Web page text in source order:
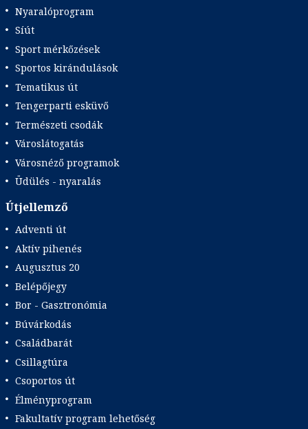
Nyaralóprogram
Síút
Sport mérkőzések
Sportos kirándulások
Tematikus út
Tengerparti esküvő
Természeti csodák
Városlátogatás
Városnéző programok
Üdülés - nyaralás
Útjellemző
Adventi út
Aktív pihenés
Augusztus 20
Belépőjegy
Bor - Gasztronómia
Búvárkodás
Családbarát
Csillagtúra
Csoportos út
Élményprogram
Fakultatív program lehetőség